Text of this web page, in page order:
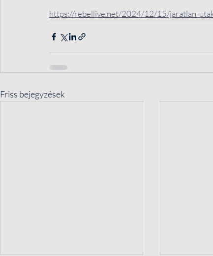
https://rebellive.net/2024/12/15/jaratlan-
Friss bejegyzések